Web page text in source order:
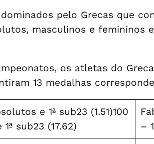
pelo Grecas que
masculinos e femininos
os atletas do
13 medalhas
e 1ª sub23 (1.51)100
sub23 (17.62)
–